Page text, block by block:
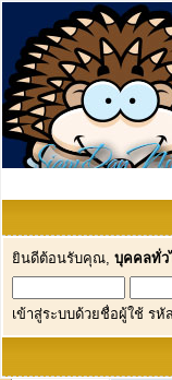
ยินดีต้อนรับคุณ, บุคคลทั่ว
เข้าสู่ระบบด้วยชื่อผู้ใช้ รหั